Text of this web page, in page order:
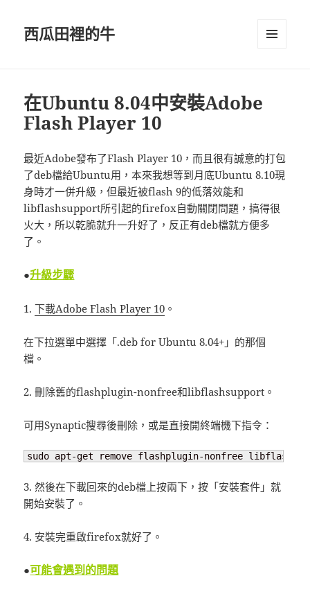
西瓜田裡的牛
在Ubuntu 8.04中安裝Adobe
Flash Player 10
最近Adobe發布了Flash Player 10，而且很有誠意的打包
了deb檔給Ubuntu用，本來我想等到月底Ubuntu 8.10現
身時才一併升級，但最近被flash 9的低落效能和
libflashsupport所引起的firefox自動關閉問題，搞得很
火大，所以乾脆就升一升好了，反正有deb檔就方便多
了。
●升級步驟
1.下載Adobe Flash Player 10 。
在下拉選單中選擇「.deb for Ubuntu 8.04+」的那個
檔。
2. 刪除舊的flashplugin-nonfree和libflashsupport。
可用Synaptic搜尋後刪除，或是直接開終端機下指令：
sudo apt-get remove flashplugin-nonfree
3. 然後在下載回來的deb檔上按兩下，按「安裝套件」就
開始安裝了。
4. 安裝完重啟firefox就好了。
●可能會遇到的問題